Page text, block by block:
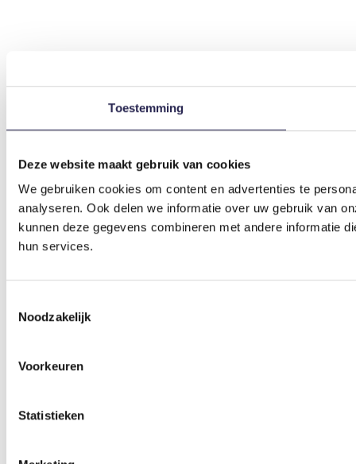
Toestemming
Deze website maakt gebruik van cookies
We gebruiken cookies om content en advertenties te
analyseren. Ook delen we informatie over uw gebruik van
kunnen deze gegevens combineren met andere informatie
hun services.
Noodzakelijk
Voorkeuren
Statistieken